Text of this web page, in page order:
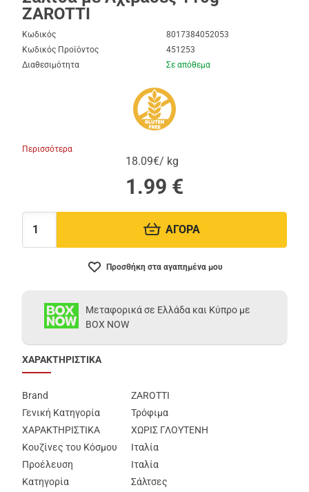
ZAROTTI
Κωδικός
8017384052053
Κωδικός Προϊόντος
451253
Διαθεσιμότητα
Σε απόθεμα
Περισσότερα
18.09€/ kg
1.99 €
Ποσότητα: ΑΓΟΡΑ
Προσθήκη στα αγαπημένα μου
Μεταφορικά σε Ελλάδα και Κύπρο με
BOX NOW
ΧΑΡΑΚΤΗΡΙΣΤΙΚΑ
Brand
ZAROTTI
Γενική Κατηγορία
Τρόφιμα
ΧΑΡΑΚΤΗΡΙΣΤΙΚΑ
ΧΩΡΙΣ ΓΛΟΥΤΕΝΗ
Κουζίνες του Κόσμου
Ιταλία
Προέλευση
Ιταλία
Κατηγορία
Σάλτσες